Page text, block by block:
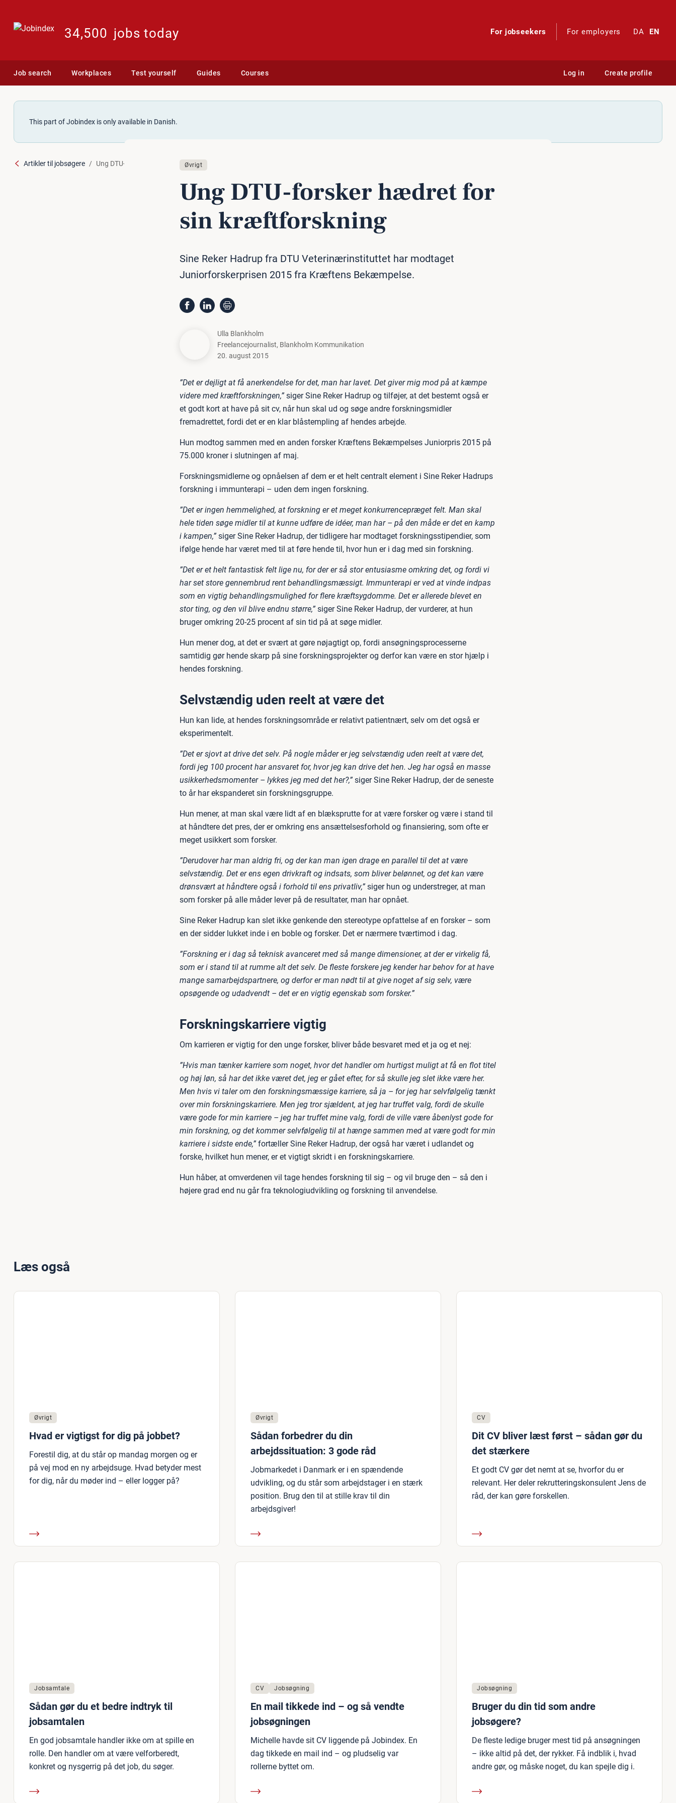
34,500 jobs today For jobseekers For employers DA EN
Job search Workplaces Test yourself Guides Courses Log in Create profile
This part of Jobindex is only available in Danish.
Artikler til jobsøgere Ung DTU-forsker hædret for sin kræftforskning
Øvrigt
Ung DTU-forsker hædret for
sin kræft­forsk­ning
Sine Reker Hadrup fra DTU Veterinærinstituttet har modtaget
Juniorforskerprisen 2015 fra Kræftens Bekæmpelse.
Ulla Blankholm
Freelancejournalist, Blankholm Kommunikation
20. august 2015
”Det er dejligt at få anerkendelse for det, man har lavet. Det giver mig mod på at kæmpe
videre med kræftforskningen,” siger Sine Reker Hadrup og tilføjer, at det bestemt også er
et godt kort at have på sit cv, når hun skal ud og søge andre forskningsmidler
fremadrettet, fordi det er en klar blåstempling af hendes arbejde.
Hun modtog sammen med en anden forsker Kræftens Bekæmpelses Juniorpris 2015 på
75.000 kroner i slutningen af maj.
Forskningsmidlerne og opnåelsen af dem er et helt centralt element i Sine Reker Hadrups
forskning i immunterapi – uden dem ingen forskning.
”Det er ingen hemmelighed, at forskning er et meget konkurrencepræget felt. Man skal
hele tiden søge midler til at kunne udføre de idéer, man har – på den måde er det en kamp
i kampen,” siger Sine Reker Hadrup, der tidligere har modtaget forskningsstipendier, som
ifølge hende har været med til at føre hende til, hvor hun er i dag med sin forskning.
”Det er et helt fantastisk felt lige nu, for der er så stor entusiasme omkring det, og fordi vi
har set store gennembrud rent behandlingsmæssigt. Immunterapi er ved at vinde indpas
som en vigtig behandlingsmulighed for flere kræftsygdomme. Det er allerede blevet en
stor ting, og den vil blive endnu større,” siger Sine Reker Hadrup, der vurderer, at hun
bruger omkring 20-25 procent af sin tid på at søge midler.
Hun mener dog, at det er svært at gøre nøjagtigt op, fordi ansøgningsprocesserne
samtidig gør hende skarp på sine forskningsprojekter og derfor kan være en stor hjælp i
hendes forskning.
Selvstændig uden reelt at være det
Hun kan lide, at hendes forskningsområde er relativt patientnært, selv om det også er
eksperimentelt.
”Det er sjovt at drive det selv. På nogle måder er jeg selvstændig uden reelt at være det,
fordi jeg 100 procent har ansvaret for, hvor jeg kan drive det hen. Jeg har også en masse
usikkerhedsmomenter – lykkes jeg med det her?,” siger Sine Reker Hadrup, der de seneste
to år har ekspanderet sin forskningsgruppe.
Hun mener, at man skal være lidt af en blæksprutte for at være forsker og være i stand til
at håndtere det pres, der er omkring ens ansættelsesforhold og finansiering, som ofte er
meget usikkert som forsker.
”Derudover har man aldrig fri, og der kan man igen drage en parallel til det at være
selvstændig. Det er ens egen drivkraft og indsats, som bliver belønnet, og det kan være
drønsvært at håndtere også i forhold til ens privatliv,” siger hun og understreger, at man
som forsker på alle måder lever på de resultater, man har opnået.
Sine Reker Hadrup kan slet ikke genkende den stereotype opfattelse af en forsker – som
en der sidder lukket inde i en boble og forsker. Det er nærmere tværtimod i dag.
”Forskning er i dag så teknisk avanceret med så mange dimensioner, at der er virkelig få,
som er i stand til at rumme alt det selv. De fleste forskere jeg kender har behov for at have
mange samarbejdspartnere, og derfor er man nødt til at give noget af sig selv, være
opsøgende og udadvendt – det er en vigtig egenskab som forsker.”
Forskningskarriere vigtig
Om karrieren er vigtig for den unge forsker, bliver både besvaret med et ja og et nej:
”Hvis man tænker karriere som noget, hvor det handler om hurtigst muligt at få en flot titel
og høj løn, så har det ikke været det, jeg er gået efter, for så skulle jeg slet ikke være her.
Men hvis vi taler om den forskningsmæssige karriere, så ja – for jeg har selvfølgelig tænkt
over min forskningskarriere. Men jeg tror sjældent, at jeg har truffet valg, fordi de skulle
være gode for min karriere – jeg har truffet mine valg, fordi de ville være åbenlyst gode for
min forskning, og det kommer selvfølgelig til at hænge sammen med at være godt for min
karriere i sidste ende,” fortæller Sine Reker Hadrup, der også har været i udlandet og
forske, hvilket hun mener, er et vigtigt skridt i en forskningskarriere.
Hun håber, at omverdenen vil tage hendes forskning til sig – og vil bruge den – så den i
højere grad end nu går fra teknologiudvikling og forskning til anvendelse.
Læs også
Øvrigt
Hvad er vigtigst for dig på jobbet?
Forestil dig, at du står op mandag morgen og er
på vej mod en ny arbejdsuge. Hvad betyder mest
for dig, når du møder ind – eller logger på?
Øvrigt
Sådan forbedrer du din
arbejdssituation: 3 gode råd
Jobmarkedet i Danmark er i en spændende
udvikling, og du står som arbejdstager i en stærk
position. Brug den til at stille krav til din
arbejdsgiver!
CV
Dit CV bliver læst først – sådan gør du
det stærkere
Et godt CV gør det nemt at se, hvorfor du er
relevant. Her deler rekrutteringskonsulent Jens de
råd, der kan gøre forskellen.
Jobsamtale
Sådan gør du et bedre indtryk til
jobsamtalen
En god jobsamtale handler ikke om at spille en
rolle. Den handler om at være velforberedt,
konkret og nysgerrig på det job, du søger.
CV Jobsøgning
En mail tikkede ind – og så vendte
jobsøgningen
Michelle havde sit CV liggende på Jobindex. En
dag tikkede en mail ind – og pludselig var
rollerne byttet om.
Jobsøgning
Bruger du din tid som andre
jobsøgere?
De fleste ledige bruger mest tid på ansøgningen
– ikke altid på det, der rykker. Få indblik i, hvad
andre gør, og måske noget, du kan spejle dig i.